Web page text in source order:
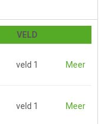
VELD
veld 1 Meer
veld 1 Meer